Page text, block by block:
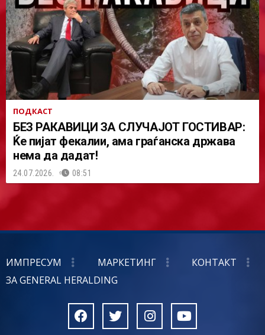
ПОДКАСТ
БЕЗ РАКАВИЦИ ЗА СЛУЧАЈОТ ГОСТИВАР:
Ќе пијат фекалии, ама граѓанска држава
нема да дадат!
24.07.2026. 08:51
ИМПРЕСУМ МАРКЕТИНГ
КОНТАКТ
ЗА GENERAL HERALDING